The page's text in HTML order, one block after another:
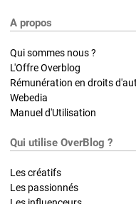
A propos
Qui sommes nous ?
L'Offre Overblog
Rémunération en droits
Webedia
Manuel d'Utilisation
Qui utilise OverBlog ?
Les créatifs
Les passionnés